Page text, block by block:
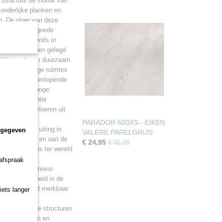
planken en
De vloer van deze
goede
absolute trends in
worden gelegd
is extreem duurzaam
in vochtige ruimtes
de rondomlopende
dermate hoge
van vloeren uit
komt tot uiting in
leven en aan de
mooiste huis ter wereld
een harmonieus
eenheid in de
is niet altijd merkbaar
van zand, de structuren
van patronen en
PARADOR 600XS - EIKEN
VALERE PARELGRIJS
€ 24,95 € 31,26
langer